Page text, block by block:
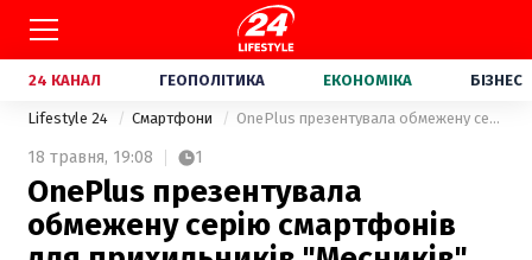
24 КАНАЛ ГЕОПОЛІТИКА ЕКОНОМІКА БІЗНЕС
Lifestyle 24 Смартфони OnePlus презентувала обмежену серію смартфонів для прихильників "Месників"
18 травня, 19:08 1
OnePlus презентувала
обмежену серію смартфонів